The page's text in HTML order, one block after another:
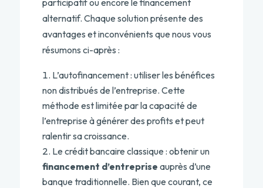
participatif ou encore le financement
alternatif. Chaque solution présente des
avantages et inconvénients que nous vous
résumons ci-après :
L’autofinancement : utiliser les bénéfices
non distribués de l’entreprise. Cette
méthode est limitée par la capacité de
l’entreprise à générer des profits et peut
ralentir sa croissance.
Le crédit bancaire classique : obtenir un
financement d’entreprise auprès d’une
banque traditionnelle. Bien que courant, ce